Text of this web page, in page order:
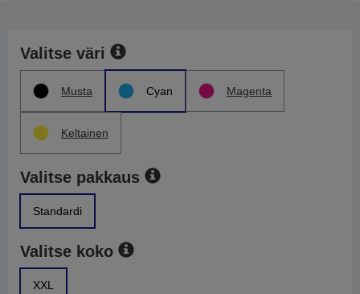
Valitse väri
Musta Cyan Magenta
Keltainen
Valitse pakkaus
Standardi
Valitse koko
XXL